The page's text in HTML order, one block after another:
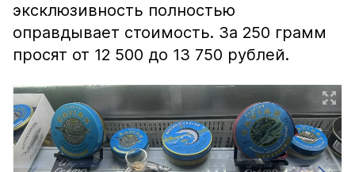
эксклюзивность полностью
оправдывает стоимость. За 250 грамм
просят от 12 500 до 13 750 рублей.